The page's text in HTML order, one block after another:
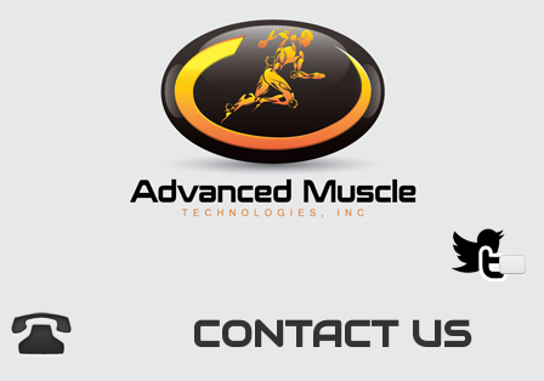
CONTACT US